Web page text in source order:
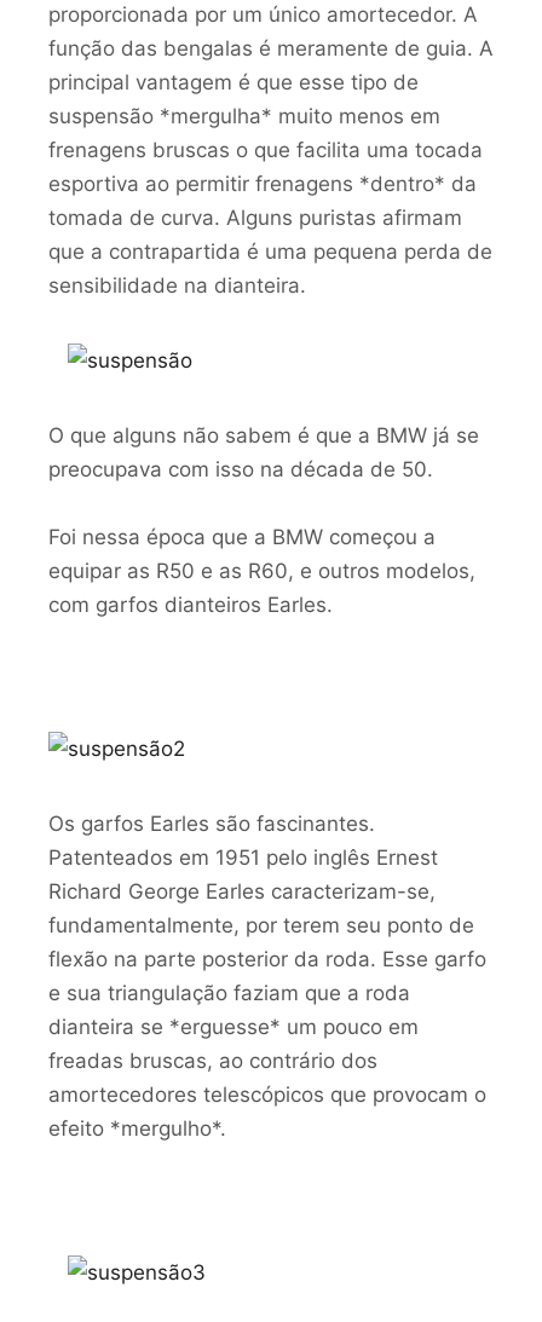
proporcionada por um único amortecedor. A
função das bengalas é meramente de guia. A
principal vantagem é que esse tipo de
suspensão *mergulha* muito menos em
frenagens bruscas o que facilita uma tocada
esportiva ao permitir frenagens *dentro* da
tomada de curva. Alguns puristas afirmam
que a contrapartida é uma pequena perda de
sensibilidade na dianteira.
O que alguns não sabem é que a BMW já se
preocupava com isso na década de 50.
Foi nessa época que a BMW começou a
equipar as R50 e as R60, e outros modelos,
com garfos dianteiros Earles.
Os garfos Earles são fascinantes.
Patenteados em 1951 pelo inglês Ernest
Richard George Earles caracterizam-se,
fundamentalmente, por terem seu ponto de
flexão na parte posterior da roda. Esse garfo
e sua triangulação faziam que a roda
dianteira se *erguesse* um pouco em
freadas bruscas, ao contrário dos
amortecedores telescópicos que provocam o
efeito *mergulho*.